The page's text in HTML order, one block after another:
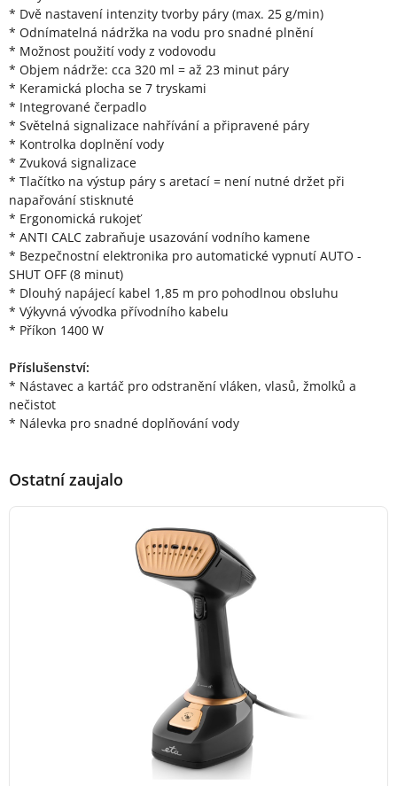
* Dvě nastavení intenzity tvorby páry (max. 25 g/min)
* Odnímatelná nádržka na vodu pro snadné plnění
* Možnost použití vody z vodovodu
* Objem nádrže: cca 320 ml = až 23 minut páry
* Keramická plocha se 7 tryskami
* Integrované čerpadlo
* Světelná signalizace nahřívání a připravené páry
* Kontrolka doplnění vody
* Zvuková signalizace
* Tlačítko na výstup páry s aretací = není nutné držet při
napařování stisknuté
* Ergonomická rukojeť
* ANTI CALC zabraňuje usazování vodního kamene
* Bezpečnostní elektronika pro automatické vypnutí AUTO -
SHUT OFF (8 minut)
* Dlouhý napájecí kabel 1,85 m pro pohodlnou obsluhu
* Výkyvná vývodka přívodního kabelu
* Příkon 1400 W
Příslušenství:
* Nástavec a kartáč pro odstranění vláken, vlasů, žmolků a
nečistot
* Nálevka pro snadné doplňování vody
Ostatní zaujalo